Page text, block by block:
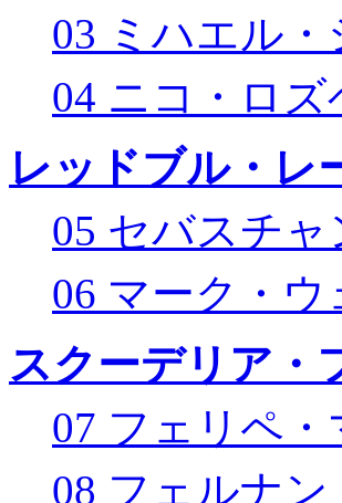
03 ミハエル
04 ニコ・ロズ
レッドブル・レ
05 セバスチ
06 マーク・ウ
スクーデリア・
07 フェリペ・
08 フェルナ